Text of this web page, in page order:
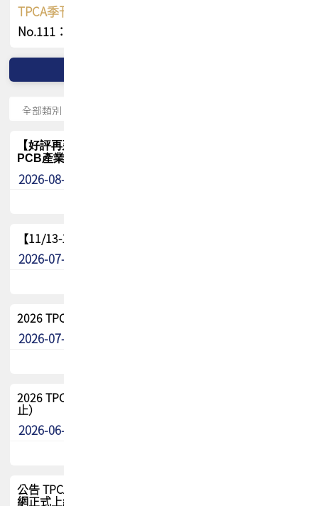
TPCA季刊 FREE 線上版
No.111：PCB全球風險布局與韌性
【好評再延長】PCB GPT 全面開放體驗延長到8月!!
PCB產業專屬 AI 知識平台
2026-08-04
【11/13-15】2026 TPCA 百岳登頂_南橫三星
2026-07-22
2026 TPCA中南區會員問卷暨7/31交流餐敘報名
2026-07-08
2026 TPCA健康盃保齡球聯誼賽 熱烈報名中（8/3報名截
止）
2026-06-29
公告 TPCA 台灣電路板協會官網將迎來新面貌，7/1 新官
網正式上線！